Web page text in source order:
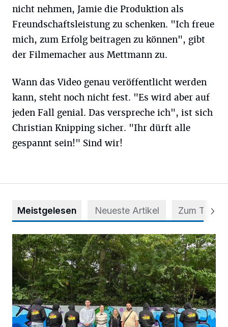
nicht nehmen, Jamie die Produktion als
Freundschaftsleistung zu schenken. "Ich freue
mich, zum Erfolg beitragen zu können", gibt
der Filmemacher aus Mettmann zu.
Wann das Video genau veröffentlicht werden
kann, steht noch nicht fest. "Es wird aber auf
jeden Fall genial. Das verspreche ich", ist sich
Christian Knipping sicher. "Ihr dürft alle
gespannt sein!" Sind wir!
Meistgelesen Neueste Artikel Zum Thema
Aus Grau wird Haltung